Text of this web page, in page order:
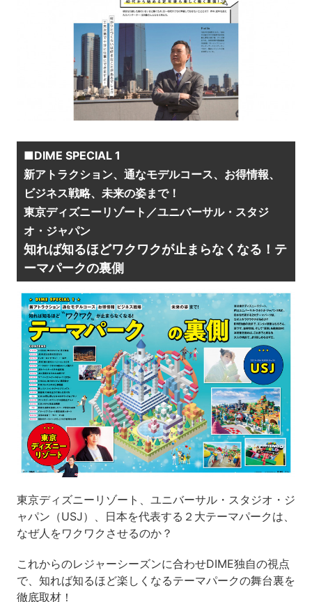
■DIME SPECIAL 1
新アトラクション、通なモデルコース、お得情報、
ビジネス戦略、未来の姿まで！
東京ディズニーリゾート／ユニバーサル・スタジ
オ・ジャパン
知れば知るほどワクワクが止まらなくなる！テ
ーマパークの裏側
東京ディズニーリゾート、ユニバーサル・スタジオ・ジ
ャパン（USJ）、日本を代表する２大テーマパークは、
なぜ人をワクワクさせるのか？
これからのレジャーシーズンに合わせDIME独自の視点
で、知れば知るほど楽しくなるテーマパークの舞台裏を
徹底取材！